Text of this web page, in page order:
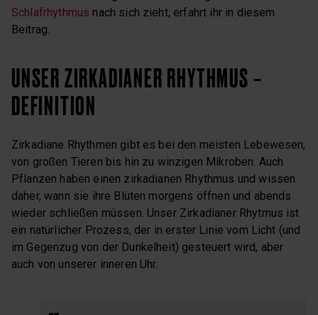
Schlafrhythmus nach sich zieht, erfahrt ihr in diesem
Beitrag.
UNSER ZIRKADIANER RHYTHMUS –
DEFINITION
Zirkadiane Rhythmen gibt es bei den meisten Lebewesen,
von großen Tieren bis hin zu winzigen Mikroben. Auch
Pflanzen haben einen zirkadianen Rhythmus und wissen
daher, wann sie ihre Blüten morgens öffnen und abends
wieder schließen müssen. Unser Zirkadianer Rhytmus ist
ein natürlicher Prozess, der in erster Linie vom Licht (und
im Gegenzug von der Dunkelheit) gesteuert wird, aber
auch von unserer inneren Uhr.